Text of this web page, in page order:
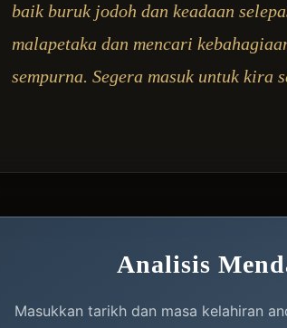
baik buruk jodoh dan keadaan
malapetaka dan mencari
sempurna. Segera masuk untuk kira
Analisis
Masukkan tarikh dan masa kelahiran